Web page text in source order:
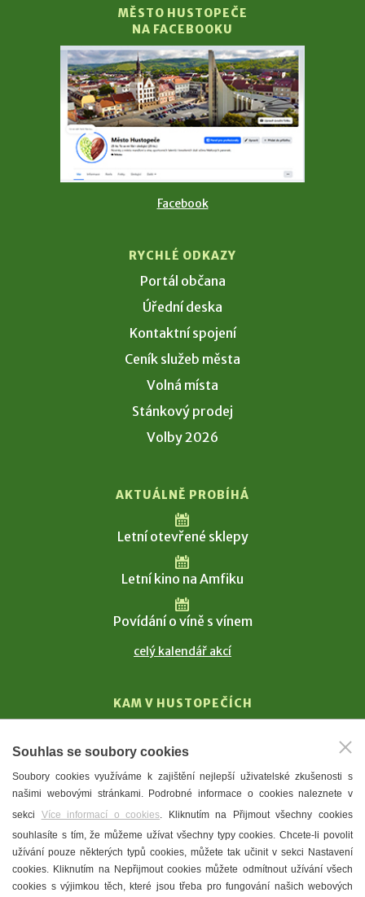
MĚSTO HUSTOPEČE
NA FACEBOOKU
Facebook
RYCHLÉ ODKAZY
Portál občana
Úřední deska
Kontaktní spojení
Ceník služeb města
Volná místa
Stánkový prodej
Volby 2026
AKTUÁLNĚ PROBÍHÁ
Letní otevřené sklepy
Letní kino na Amfiku
Povídání o víně s vínem
celý kalendář akcí
KAM V HUSTOPEČÍCH
T. G. Masaryk
Mandloně
Ubytování
Restaurace
Městské muzeum a galerie
Denní meníčka
Souhlas se soubory cookies
Soubory cookies využíváme k zajištění nejlepší uživatelské zkušenosti s
našimi webovými stránkami. Podrobné informace o cookies naleznete v
sekci Více informací o cookies. Kliknutím na Přijmout všechny cookies
souhlasíte s tím, že můžeme užívat všechny typy cookies. Chcete-li povolit
užívání pouze některých typů cookies, můžete tak učinit v sekci Nastavení
cookies. Kliknutím na Nepřijmout cookies můžete odmítnout užívání všech
cookies s výjimkou těch, které jsou třeba pro fungování našich webových